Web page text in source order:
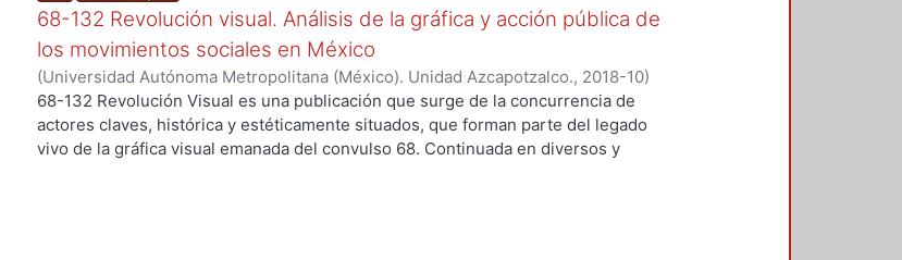
68-132 Revolución visual. Análisis de la gráfica y acción pública de
los movimientos sociales en México
(Universidad Autónoma Metropolitana (México). Unidad Azcapotzalco., 2018-10)
Ortiz Leroux, Jorge Gabriel;Arroyo Pedroza, Verónica;Lizarazo Arias, Diego;Pérez
Vega, Jorge;Del Castillo Troncoso, Alberto;Quiroz Trejo, Jose Othon;Aquino
Casas, Arnulfo;Tamayo, Sergio;Moreno Corso, Alejandro;Hijar Gonzalez, Cristina
68-132 Revolución Visual es una publicación que surge de la concurrencia de
actores claves, histórica y estéticamente situados, que forman parte del legado
vivo de la gráfica visual emanada del convulso 68. Continuada en diversos y